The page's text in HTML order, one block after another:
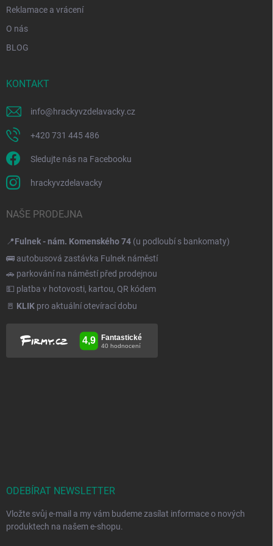
Reklamace a vrácení
O nás
BLOG
KONTAKT
info@hrackyvzdelavacky.cz
+420 731 445 486
Sledujte nás na Facebooku
hrackyvzdelavacky
NAŠE PRODEJNA
📍Fulnek - nám. Komenského 74 (u podloubí s bankomaty)
🚌 autobusová zastávka Fulnek náměstí
🚗 parkování na náměstí před prodejnou
💵 platba v hotovosti, kartou, QR kódem
🚪 KLIK pro aktuální otevírací dobu
ODEBÍRAT NEWSLETTER
Vložte svůj e-mail a my vám budeme zasílat informace o nových
produktech na našem e-shopu.